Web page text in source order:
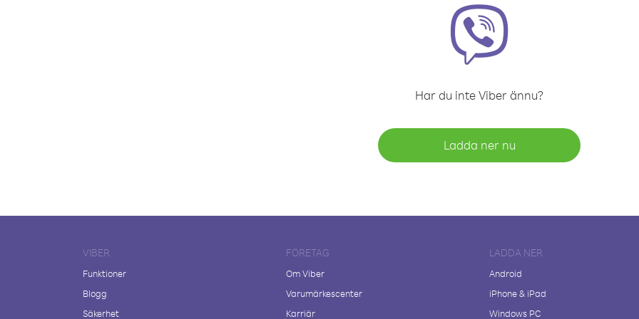
Har du inte Viber ännu?
Ladda ner nu
VIBER
Funktioner
Blogg
Säkerhet
FÖRETAG
Om Viber
Varumärkescenter
Karriär
LADDA NER
Android
iPhone & iPad
Windows PC